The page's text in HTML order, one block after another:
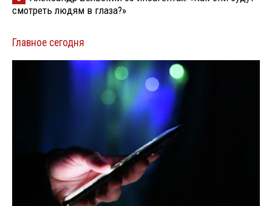
смотреть людям в глаза?»
Главное сегодня